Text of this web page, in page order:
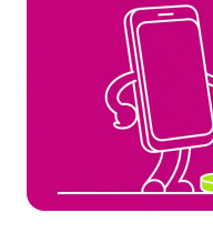
സഹായിക്കുന്നു
ഫിക്ഷൻ പോലെ
യാഥാർത്ഥ്യമാണ്
മുന്നേറ്റങ്ങളോടെ,
വീഡിയോ
ഞങ്ങൾ